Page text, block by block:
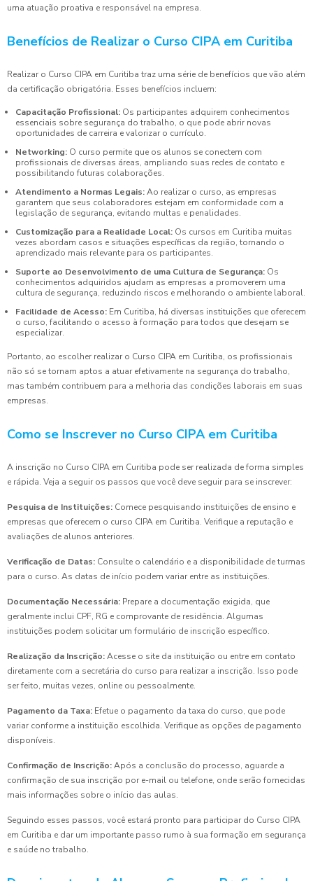
uma atuação proativa e responsável na empresa.
Benefícios de Realizar o Curso CIPA em Curitiba
Realizar o Curso CIPA em Curitiba traz uma série de benefícios que vão além
da certificação obrigatória. Esses benefícios incluem:
Capacitação Profissional: Os participantes adquirem conhecimentos
essenciais sobre segurança do trabalho, o que pode abrir novas
oportunidades de carreira e valorizar o currículo.
Networking: O curso permite que os alunos se conectem com
profissionais de diversas áreas, ampliando suas redes de contato e
possibilitando futuras colaborações.
Atendimento a Normas Legais:Ao realizar o curso, as empresas
garantem que seus colaboradores estejam em conformidade com a
legislação de segurança, evitando multas e penalidades.
Customização para a Realidade Local: Os cursos em Curitiba muitas
vezes abordam casos e situações específicas da região, tornando o
aprendizado mais relevante para os participantes.
Suporte ao Desenvolvimento de uma Cultura de Segurança: Os
conhecimentos adquiridos ajudam as empresas a promoverem uma
cultura de segurança, reduzindo riscos e melhorando o ambiente laboral.
Facilidade de Acesso: Em Curitiba, há diversas instituições que oferecem
o curso, facilitando o acesso à formação para todos que desejam se
especializar.
Portanto, ao escolher realizar o Curso CIPA em Curitiba, os profissionais
não só se tornam aptos a atuar efetivamente na segurança do trabalho,
mas também contribuem para a melhoria das condições laborais em suas
empresas.
Como se Inscrever no Curso CIPA em Curitiba
A inscrição no Curso CIPA em Curitiba pode ser realizada de forma simples
e rápida. Veja a seguir os passos que você deve seguir para se inscrever:
Pesquisa de Instituições: Comece pesquisando instituições de ensino e
empresas que oferecem o curso CIPA em Curitiba. Verifique a reputação e
avaliações de alunos anteriores.
Verificação de Datas: Consulte o calendário e a disponibilidade de turmas
para o curso. As datas de início podem variar entre as instituições.
Documentação Necessária: Prepare a documentação exigida, que
geralmente inclui CPF, RG e comprovante de residência. Algumas
instituições podem solicitar um formulário de inscrição específico.
Realização da Inscrição:Acesse o site da instituição ou entre em contato
diretamente com a secretária do curso para realizar a inscrição. Isso pode
ser feito, muitas vezes, online ou pessoalmente.
Pagamento da Taxa: Efetue o pagamento da taxa do curso, que pode
variar conforme a instituição escolhida. Verifique as opções de pagamento
disponíveis.
Confirmação de Inscrição:Após a conclusão do processo, aguarde a
confirmação de sua inscrição por e-mail ou telefone, onde serão fornecidas
mais informações sobre o início das aulas.
Seguindo esses passos, você estará pronto para participar do Curso CIPA
em Curitiba e dar um importante passo rumo à sua formação em segurança
e saúde no trabalho.